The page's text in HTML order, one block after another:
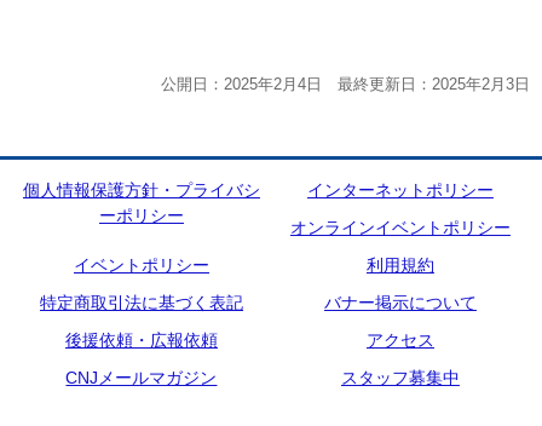
公開日：2025年2月4日 最終更新日：2025年2月3日
個人情報保護方針・プライバシ
ーポリシー
インターネットポリシー
オンラインイベントポリシー
イベントポリシー
利用規約
特定商取引法に基づく表記
バナー掲示について
後援依頼・広報依頼
アクセス
CNJメールマガジン
スタッフ募集中